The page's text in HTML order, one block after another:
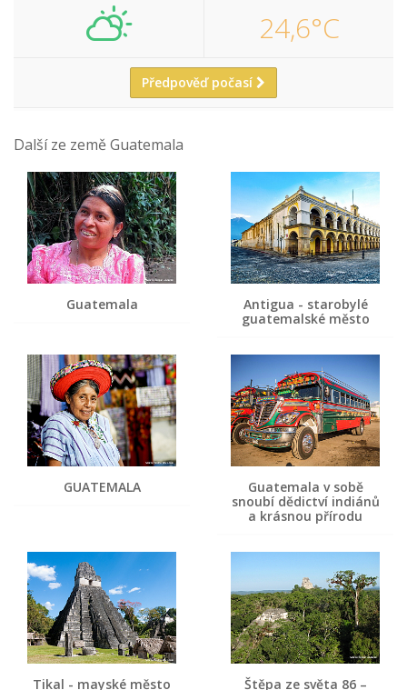
24,6°C
Předpověď počasí
Další ze země Guatemala
Guatemala
Antigua - starobylé
guatemalské město
GUATEMALA
Guatemala v sobě
snoubí dědictví indiánů
a krásnou přírodu
Tikal - mayské město Štěpa ze světa 86 –